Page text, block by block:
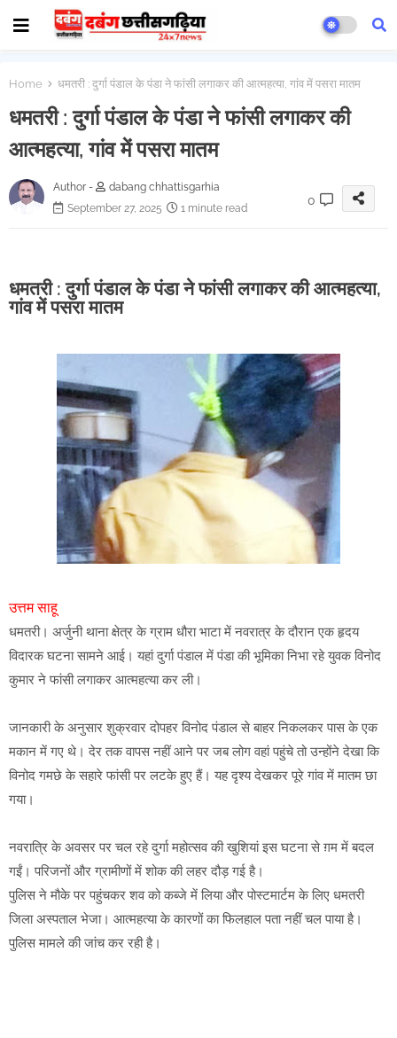
Home धमतरी : दुर्गा पंडाल के पंडा ने फांसी लगाकर की आत्महत्या, गांव में पसरा मातम
धमतरी : दुर्गा पंडाल के पंडा ने फांसी लगाकर की
आत्महत्या, गांव में पसरा मातम
Author -
dabang chhattisgarhia
September 27, 2025
1 minute read
0
धमतरी : दुर्गा पंडाल के पंडा ने फांसी लगाकर की आत्महत्या,
गांव में पसरा मातम
उत्तम साहू
धमतरी। अर्जुनी थाना क्षेत्र के ग्राम धौरा भाटा में नवरात्र के दौरान एक हृदय
विदारक घटना सामने आई। यहां दुर्गा पंडाल में पंडा की भूमिका निभा रहे युवक विनोद
कुमार ने फांसी लगाकर आत्महत्या कर ली।
जानकारी के अनुसार शुक्रवार दोपहर विनोद पंडाल से बाहर निकलकर पास के एक
मकान में गए थे। देर तक वापस नहीं आने पर जब लोग वहां पहुंचे तो उन्होंने देखा कि
विनोद गमछे के सहारे फांसी पर लटके हुए हैं। यह दृश्य देखकर पूरे गांव में मातम छा
गया।
नवरात्रि के अवसर पर चल रहे दुर्गा महोत्सव की खुशियां इस घटना से ग़म में बदल
गईं। परिजनों और ग्रामीणों में शोक की लहर दौड़ गई है।
पुलिस ने मौके पर पहुंचकर शव को कब्जे में लिया और पोस्टमार्टम के लिए धमतरी
जिला अस्पताल भेजा। आत्महत्या के कारणों का फिलहाल पता नहीं चल पाया है।
पुलिस मामले की जांच कर रही है।